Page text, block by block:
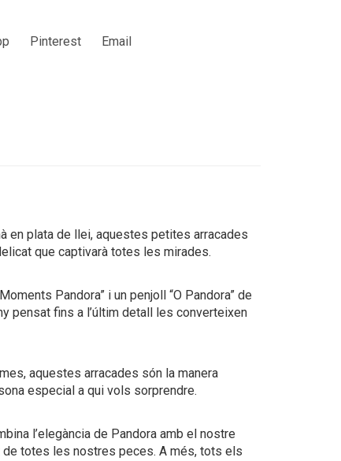
Pinterest Email
en plata de llei, aquestes petites arracades
que captivarà totes les mirades.
Pandora” i un penjoll “O Pandora” de
pensat fins a l’últim detall les converteixen
aquestes arracades són la manera
especial a qui vols sorprendre.
l’elegància de Pandora amb el nostre
de totes les nostres peces. A més, tots els